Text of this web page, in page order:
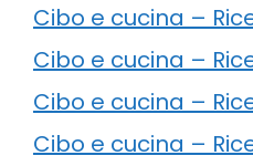
Cibo e cucina –
Cibo e cucina –
Cibo e cucina –
Cibo e cucina –